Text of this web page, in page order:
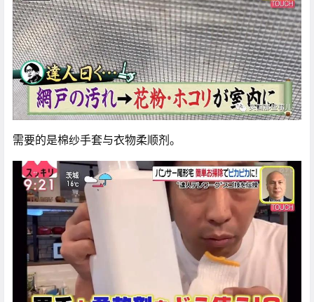
需要的是棉纱手套与衣物柔顺剂。